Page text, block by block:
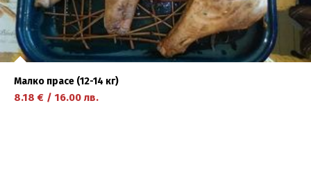
Малко прасе (12-14 кг)
8.18 € / 16.00 лв.